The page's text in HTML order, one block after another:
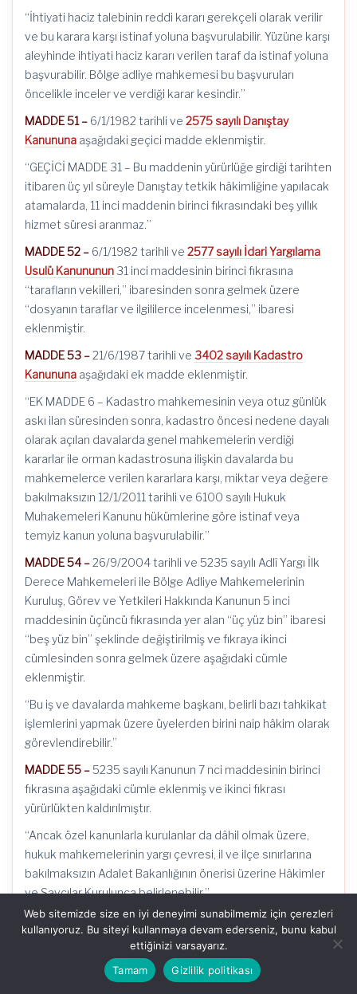
“İhtiyati haciz talebinin reddi kararı gerekçeli olarak verilir
ve bu karara karşı istinaf yoluna başvurulabilir. Yüzüne karşı
aleyhinde ihtiyati haciz kararı verilen taraf da istinaf yoluna
başvurabilir. Bölge adliye mahkemesi bu başvuruları
öncelikle inceler ve verdiği karar kesindir.”
MADDE 51 – 6/1/1982 tarihli ve 2575 sayılı Danıştay
Kanununa aşağıdaki geçici madde eklenmiştir.
“GEÇİCİ MADDE 31 – Bu maddenin yürürlüğe girdiği tarihten
itibaren üç yıl süreyle Danıştay tetkik hâkimliğine yapılacak
atamalarda, 11 inci maddenin birinci fıkrasındaki beş yıllık
hizmet süresi aranmaz.”
MADDE 52 – 6/1/1982 tarihli ve 2577 sayılı İdari Yargılama
Usulü Kanununun 31 inci maddesinin birinci fıkrasına
“tarafların vekilleri,” ibaresinden sonra gelmek üzere
“dosyanın taraflar ve ilgililerce incelenmesi,” ibaresi
eklenmiştir.
MADDE 53 –21/6/1987 tarihli ve 3402 sayılı Kadastro
Kanununa aşağıdaki ek madde eklenmiştir.
“EK MADDE 6 – Kadastro mahkemesinin veya otuz günlük
askı ilan süresinden sonra, kadastro öncesi nedene dayalı
olarak açılan davalarda genel mahkemelerin verdiği
kararlar ile orman kadastrosuna ilişkin davalarda bu
mahkemelerce verilen kararlara karşı, miktar veya değere
bakılmaksızın 12/1/2011 tarihli ve 6100 sayılı Hukuk
Muhakemeleri Kanunu hükümlerine göre istinaf veya
temyiz kanun yoluna başvurulabilir.”
MADDE 54 –26/9/2004 tarihli ve 5235 sayılı Adlî Yargı İlk
Derece Mahkemeleri ile Bölge Adliye Mahkemelerinin
Kuruluş, Görev ve Yetkileri Hakkında Kanunun 5 inci
maddesinin üçüncü fıkrasında yer alan “üç yüz bin” ibaresi
“beş yüz bin” şeklinde değiştirilmiş ve fıkraya ikinci
cümlesinden sonra gelmek üzere aşağıdaki cümle
eklenmiştir.
“Bu iş ve davalarda mahkeme başkanı, belirli bazı tahkikat
işlemlerini yapmak üzere üyelerden birini naip hâkim olarak
görevlendirebilir.”
MADDE 55 –5235 sayılı Kanunun 7 nci maddesinin birinci
fıkrasına aşağıdaki cümle eklenmiş ve ikinci fıkrası
yürürlükten kaldırılmıştır.
“Ancak özel kanunlarla kurulanlar da dâhil olmak üzere,
hukuk mahkemelerinin yargı çevresi, il ve ilçe sınırlarına
bakılmaksızın Adalet Bakanlığının önerisi üzerine Hâkimler
ve Savcılar Kurulunca belirlenebilir.”
MADDE 56 –3/6/2007 tarihli ve5684 sayılı Sigortacılık
Kanununun
30 uncu maddesinin onaltıncı fıkrasının son
cümlesi aşağıdaki şekilde değiştirilmiştir.
“Komisyon Müdürünce karar en geç üç iş günü içinde
Web sitemizde size en iyi deneyimi sunabilmemiz için çerezleri
kullanıyoruz. Bu siteyi kullanmaya devam ederseniz, bunu kabul
ettiğinizi varsayarız.
Tamam
Gizlilik politikası